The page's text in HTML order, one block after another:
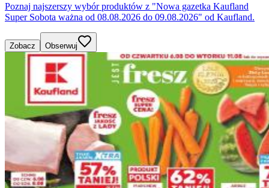
Poznaj najszerszy wybór produktów z "Nowa gazetka Kaufland
Super Sobota ważna od 08.08.2026 do 09.08.2026" od Kaufland.
Zobacz Obserwuj